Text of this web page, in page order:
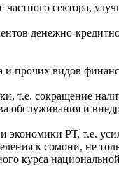
сектора,
денежно-
и прочих видов
т.е. сокращение
обслуживания и
экономики РТ, т.е.
к сомони, не
курса